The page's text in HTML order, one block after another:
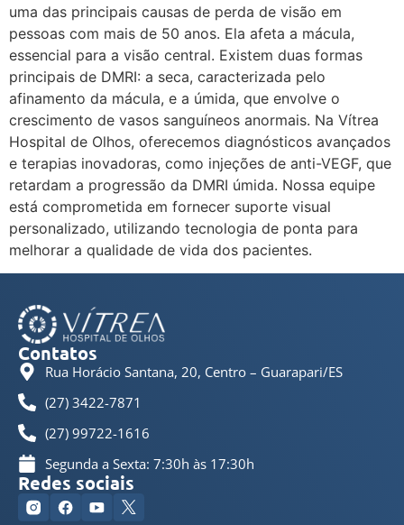
uma das principais causas de perda de visão em
pessoas com mais de 50 anos. Ela afeta a mácula,
essencial para a visão central. Existem duas formas
principais de DMRI: a seca, caracterizada pelo
afinamento da mácula, e a úmida, que envolve o
crescimento de vasos sanguíneos anormais. Na Vítrea
Hospital de Olhos, oferecemos diagnósticos avançados
e terapias inovadoras, como injeções de anti-VEGF, que
retardam a progressão da DMRI úmida. Nossa equipe
está comprometida em fornecer suporte visual
personalizado, utilizando tecnologia de ponta para
melhorar a qualidade de vida dos pacientes.
Contatos
Rua Horácio Santana, 20, Centro – Guarapari/ES
(27) 3422-7871
(27) 99722-1616
Segunda a Sexta: 7:30h às 17:30h
Redes sociais